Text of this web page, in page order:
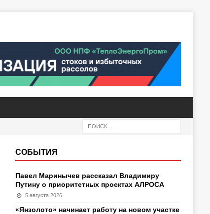
СОБЫТИЯ
Павел Маринычев рассказал Владимиру
Путину о приоритетных проектах АЛРОСА
5 августа 2026
«Янзолото» начинает работу на новом участке